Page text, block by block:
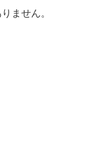
ません。